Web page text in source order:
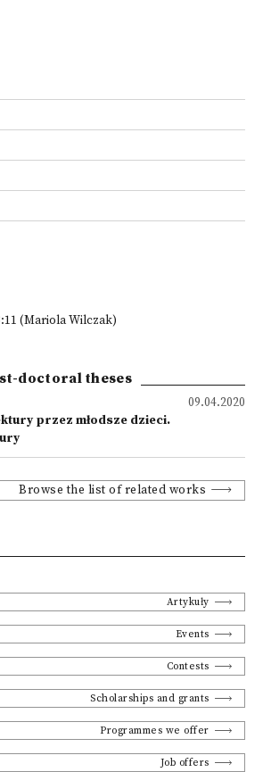
(Mariola Wilczak)
doctoral theses
09.04.2020
przez młodsze dzieci.
Browse the list of related works
Artykuły
Events
Contests
Scholarships and grants
Programmes we offer
Job offers